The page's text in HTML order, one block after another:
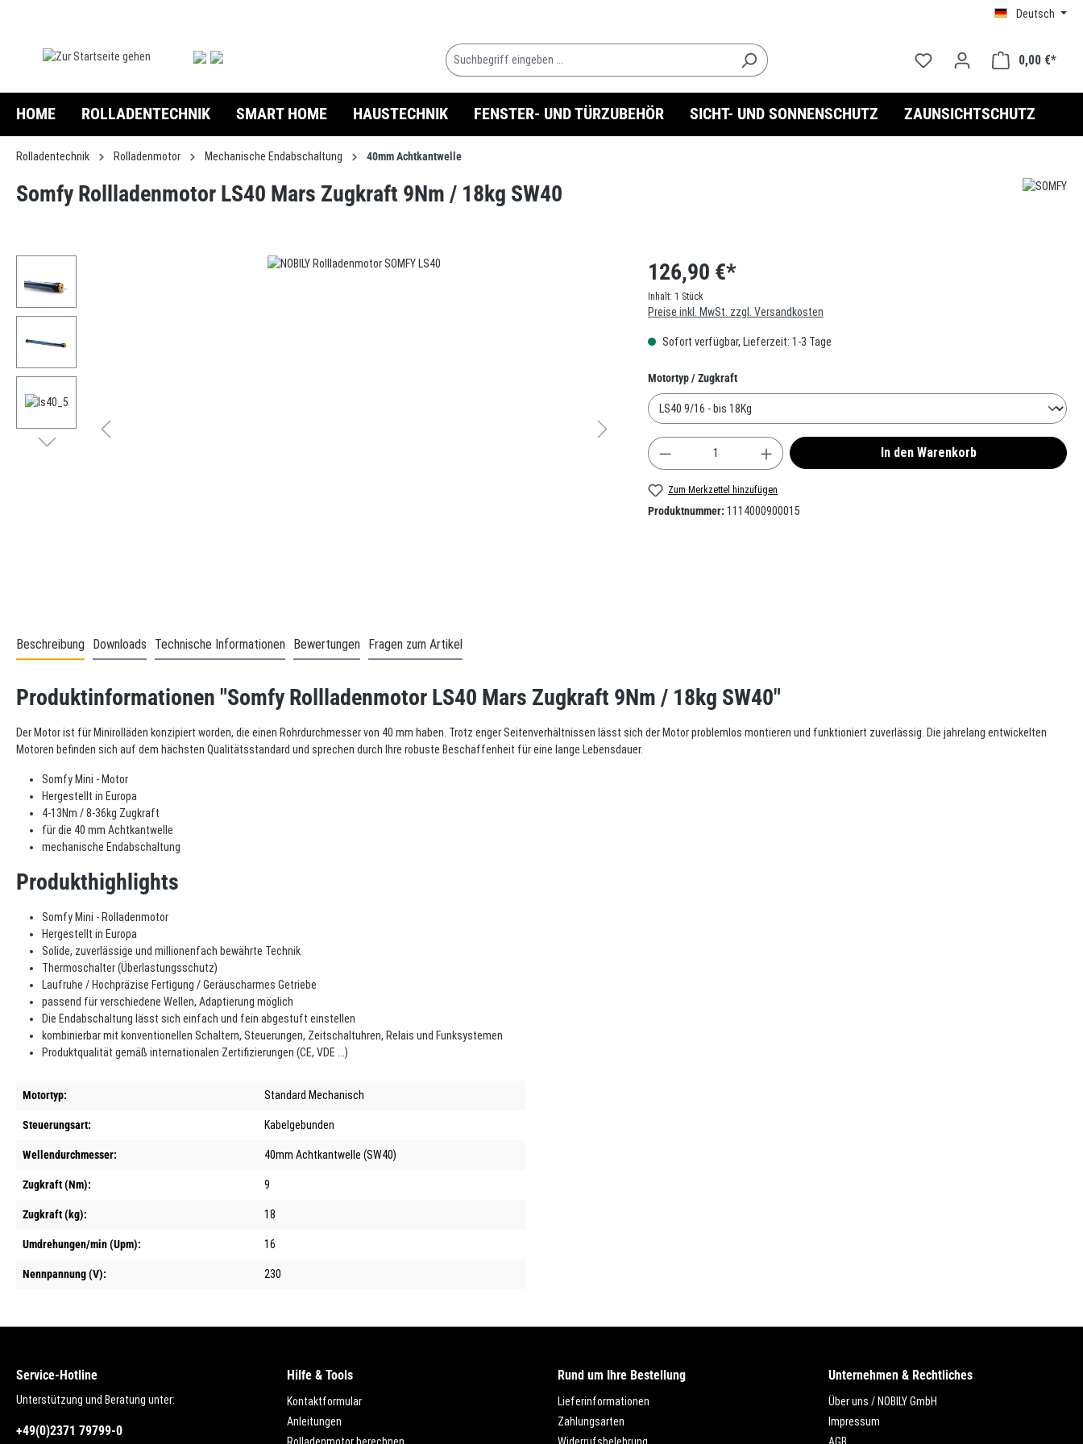
Deutsch
0,00 €*
HOME ROLLADENTECHNIK SMART HOME HAUSTECHNIK FENSTER- UND TÜRZUBEHÖR SICHT- UND SONNENSCHUTZ ZAUNSICHTSCHUTZ
Rolladentechnik Rolladenmotor Mechanische Endabschaltung 40mm Achtkantwelle
Somfy Rollladenmotor LS40 Mars Zugkraft 9Nm / 18kg SW40
126,90 €*
Inhalt: 1 Stück
Preise inkl. MwSt. zzgl. Versandkosten
Sofort verfügbar, Lieferzeit: 1-3 Tage
Motortyp / Zugkraftauswählen
Produkt Anzahl: Gib den gewünschten Wert ein oder
In den Warenkorb
Zum Merkzettel hinzufügen
Produktnummer: 1114000900015
Beschreibung Downloads Technische Informationen Bewertungen Fragen zum Artikel
Produktinformationen "Somfy Rollladenmotor LS40 Mars Zugkraft 9Nm / 18kg SW40"
Der Motor ist für Minirolläden konzipiert worden, die einen Rohrdurchmesser von 40 mm haben. Trotz enger Seitenverhältnissen lässt sich der Motor problemlos montieren und funktioniert zuverlässig. Die jahrelang entwickelten
Motoren befinden sich auf dem hächsten Qualitätsstandard und sprechen durch Ihre robuste Beschaffenheit für eine lange Lebensdauer.
Somfy Mini - Motor
Hergestellt in Europa
4-13Nm / 8-36kg Zugkraft
für die 40 mm Achtkantwelle
mechanische Endabschaltung
Produkthighlights
Somfy Mini - Rolladenmotor
Hergestellt in Europa
Solide, zuverlässige und millionenfach bewährte Technik
Thermoschalter (Überlastungsschutz)
Laufruhe / Hochpräzise Fertigung / Geräuscharmes Getriebe
passend für verschiedene Wellen, Adaptierung möglich
Die Endabschaltung lässt sich einfach und fein abgestuft einstellen
kombinierbar mit konventionellen Schaltern, Steuerungen, Zeitschaltuhren, Relais und Funksystemen
Produktqualität gemäß internationalen Zertifizierungen (CE, VDE ...)
Motortyp: Standard Mechanisch
Steuerungsart: Kabelgebunden
Wellendurchmesser: 40mm Achtkantwelle (SW40)
Zugkraft (Nm): 9
Zugkraft (kg): 18
Umdrehungen/min (Upm): 16
Nennpannung (V): 230
Service-Hotline
Unterstützung und Beratung unter:
+49(0)2371 79799-0
Hilfe & Tools
Kontaktformular
Anleitungen
Rund um Ihre Bestellung
Lieferinformationen
Zahlungsarten
Unternehmen & Rechtliches
Über uns / NOBILY GmbH
Impressum